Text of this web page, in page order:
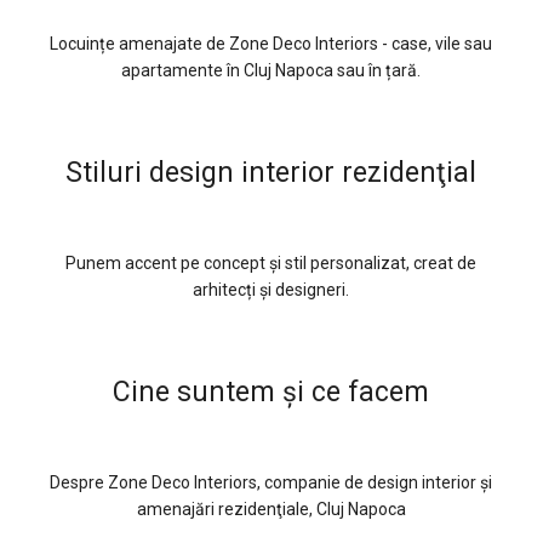
Locuințe amenajate de Zone Deco Interiors - case, vile sau
apartamente în Cluj Napoca sau în țară.
Stiluri design interior rezidenţial
Punem accent pe concept și stil personalizat, creat de
arhitecți și designeri.
Cine suntem şi ce facem
Despre Zone Deco Interiors, companie de design interior şi
amenajări rezidenţiale, Cluj Napoca